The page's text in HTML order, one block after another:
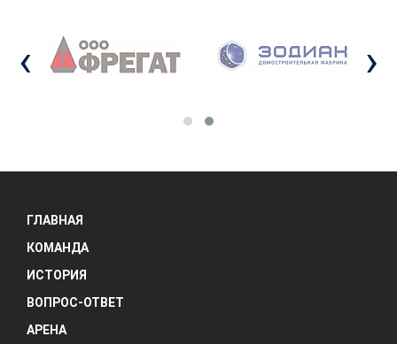
‹ ›
ГЛАВНАЯ
КОМАНДА
ИСТОРИЯ
ВОПРОС-ОТВЕТ
АРЕНА